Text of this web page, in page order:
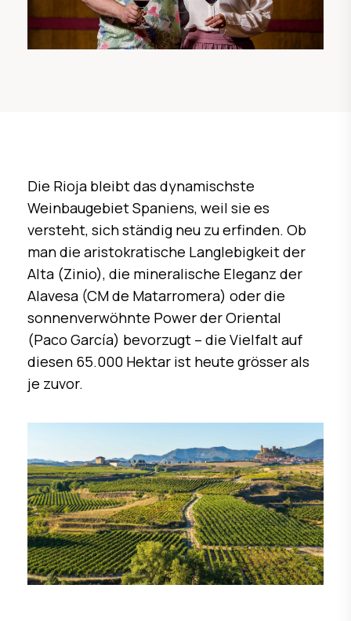
Die Rioja bleibt das dynamischste
Weinbaugebiet Spaniens, weil sie es
versteht, sich ständig neu zu erfinden. Ob
man die aristokratische Langlebigkeit der
Alta (Zinio), die mineralische Eleganz der
Alavesa (CM de Matarromera) oder die
sonnenverwöhnte Power der Oriental
(Paco García) bevorzugt – die Vielfalt auf
diesen 65.000 Hektar ist heute grösser als
je zuvor.